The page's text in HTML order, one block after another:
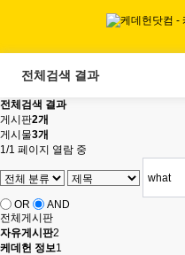
전체검색 결과
전체검색 결과
게시판2개
게시물3개
1/1 페이지 열람 중
OR
AND
전체게시판
자유게시판2
케데헌 정보1